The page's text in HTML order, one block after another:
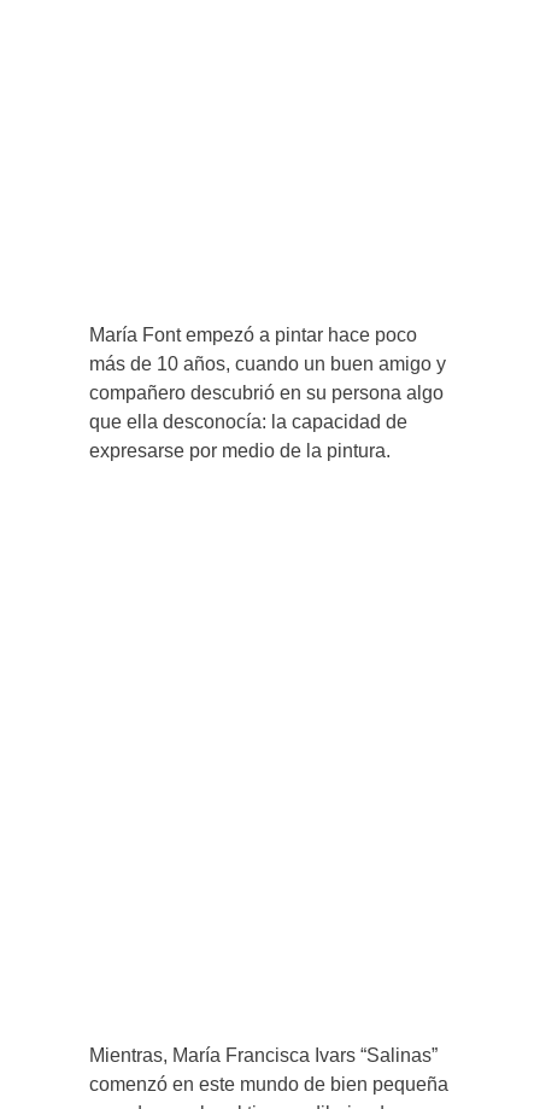
María Font empezó a pintar hace poco
más de 10 años, cuando un buen amigo y
compañero descubrió en su persona algo
que ella desconocía: la capacidad de
expresarse por medio de la pintura.
Mientras, María Francisca Ivars “Salinas”
comenzó en este mundo de bien pequeña